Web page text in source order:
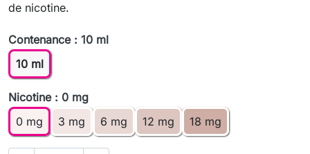
de nicotine.
Contenance : 10 ml
10 ml
Nicotine : 0 mg
0 mg
3 mg 6 mg 12 mg 18 mg